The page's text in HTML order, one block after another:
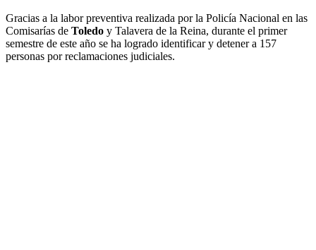
Gracias a la labor preventiva realizada por la Policía Nacional en las
Comisarías de Toledo y Talavera de la Reina, durante el primer
semestre de este año se ha logrado identificar y detener a 157
personas por reclamaciones judiciales.